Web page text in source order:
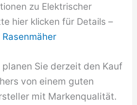
zu Elektrischer
hier klicken für Details –
Sie derzeit den Kauf
von einem guten
mit Markenqualität.